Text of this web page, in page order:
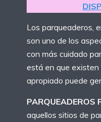
Los parqueaderos,
son uno de los
con más cuidado
está en que
apropiado puede
PARQUEADEROS
aquellos sitios de